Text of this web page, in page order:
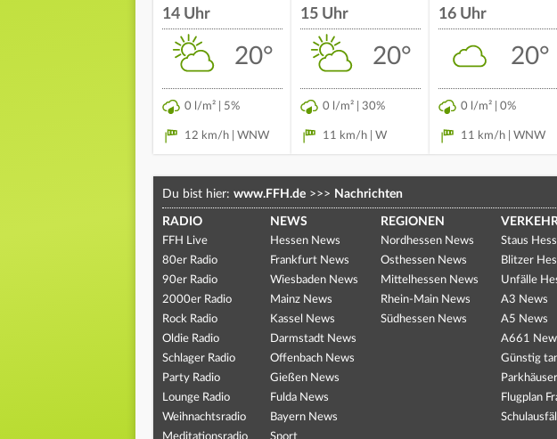
14 Uhr
20°
0 l/m² | 5%
12 km/h | WNW
15 Uhr
20°
0 l/m² | 30%
11 km/h | W
16 Uhr
20°
0 l/m² | 0%
11 km/h | WNW
Du bist hier: www.FFH.de >>> Nachrichten
RADIO
FFH Live
80er Radio
90er Radio
2000er Radio
Rock Radio
Oldie Radio
Schlager Radio
Party Radio
Lounge Radio
Weihnachtsradio
NEWS
Hessen News
Frankfurt News
Wiesbaden News
Mainz News
Kassel News
Darmstadt News
Offenbach News
Gießen News
Fulda News
Bayern News
REGIONEN
Nordhessen News
Osthessen News
Mittelhessen News
Rhein-Main News
Südhessen News
Staus
Blitzer
Unfälle
A3 News
A5 News
A661
Günstig
Parkhäuser
Flugplan